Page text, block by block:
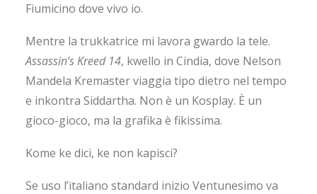
Fiumicino dove vivo io.
Mentre la trukkatrice mi lavora gwardo la tele.
Assassin’s Kreed 14, kwello in Cindia, dove Nelson
Mandela Kremaster viaggia tipo dietro nel tempo
e inkontra Siddartha. Non è un Kosplay. È un
gioco-gioco, ma la grafika è fikissima.
Kome ke dici, ke non kapisci?
Se uso l’italiano standard inizio Ventunesimo va